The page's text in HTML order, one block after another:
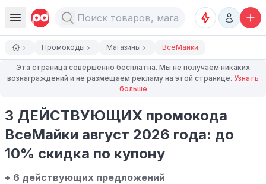
Промокоды Магазины ВсеМайки
Эта страница совершенно бесплатна. Мы не получаем никаких
вознаграждений и не размещаем рекламу на этой странице. Узнать
больше
3 ДЕЙСТВУЮЩИХ промокода
ВсеМайки август 2026 года: до
10% скидка по купону
+ 6 действующих предложений